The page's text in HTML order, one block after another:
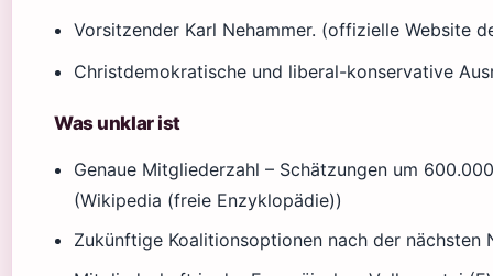
Vorsitzender Karl Nehammer. (offizielle Website
Christdemokratische und liberal-konservative
Was unklar ist
Genaue Mitgliederzahl – Schätzungen um
(Wikipedia (freie Enzyklopädie))
Zukünftige Koalitionsoptionen nach der nächsten